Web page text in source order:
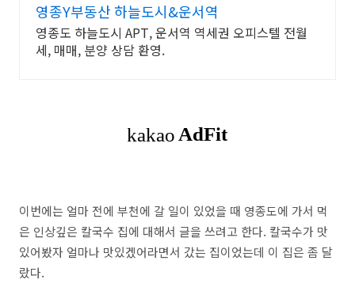
영종Y부동산 하늘도시&운서역
영종도 하늘도시 APT, 운서역 역세권 오피스텔 전월
세, 매매, 분양 상담 환영.
이번에는 얼마 전에 부천에 갈 일이 있었을 때 영종도에 가서 먹
은 인상깊은 칼국수 집에 대해서 글을 쓰려고 한다. 칼국수가 맛
있어봤자 얼마나 맛있겠어라면서 갔는 집이었는데 이 집은 좀 달
랐다.